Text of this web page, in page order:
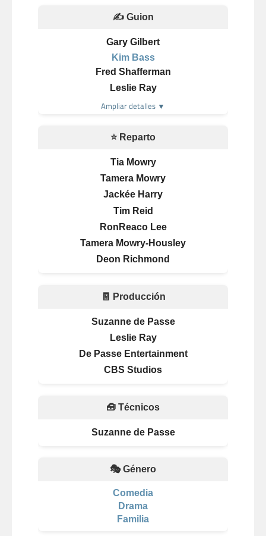
✍️ Guion
Gary Gilbert
Kim Bass
Fred Shafferman
Leslie Ray
Ampliar detalles ▼
⭐ Reparto
Tia Mowry
Tamera Mowry
Jackée Harry
Tim Reid
RonReaco Lee
Tamera Mowry-Housley
Deon Richmond
🧾 Producción
Suzanne de Passe
Leslie Ray
De Passe Entertainment
CBS Studios
🧰 Técnicos
Suzanne de Passe
🎭 Género
Comedia
Drama
Familia